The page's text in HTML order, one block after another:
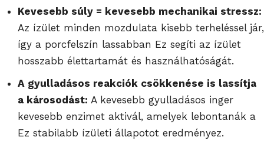
Kevesebb súly = kevesebb mechanikai stressz:
Az ízület minden mozdulata kisebb terheléssel jár,
így a porcfelszín lassabban Ez segíti az ízület
hosszabb élettartamát és használhatóságát.
A gyulladásos reakciók csökkenése is lassítja
a károsodást: A kevesebb gyulladásos inger
kevesebb enzimet aktivál, amelyek lebontanák a
Ez stabilabb ízületi állapotot eredményez.